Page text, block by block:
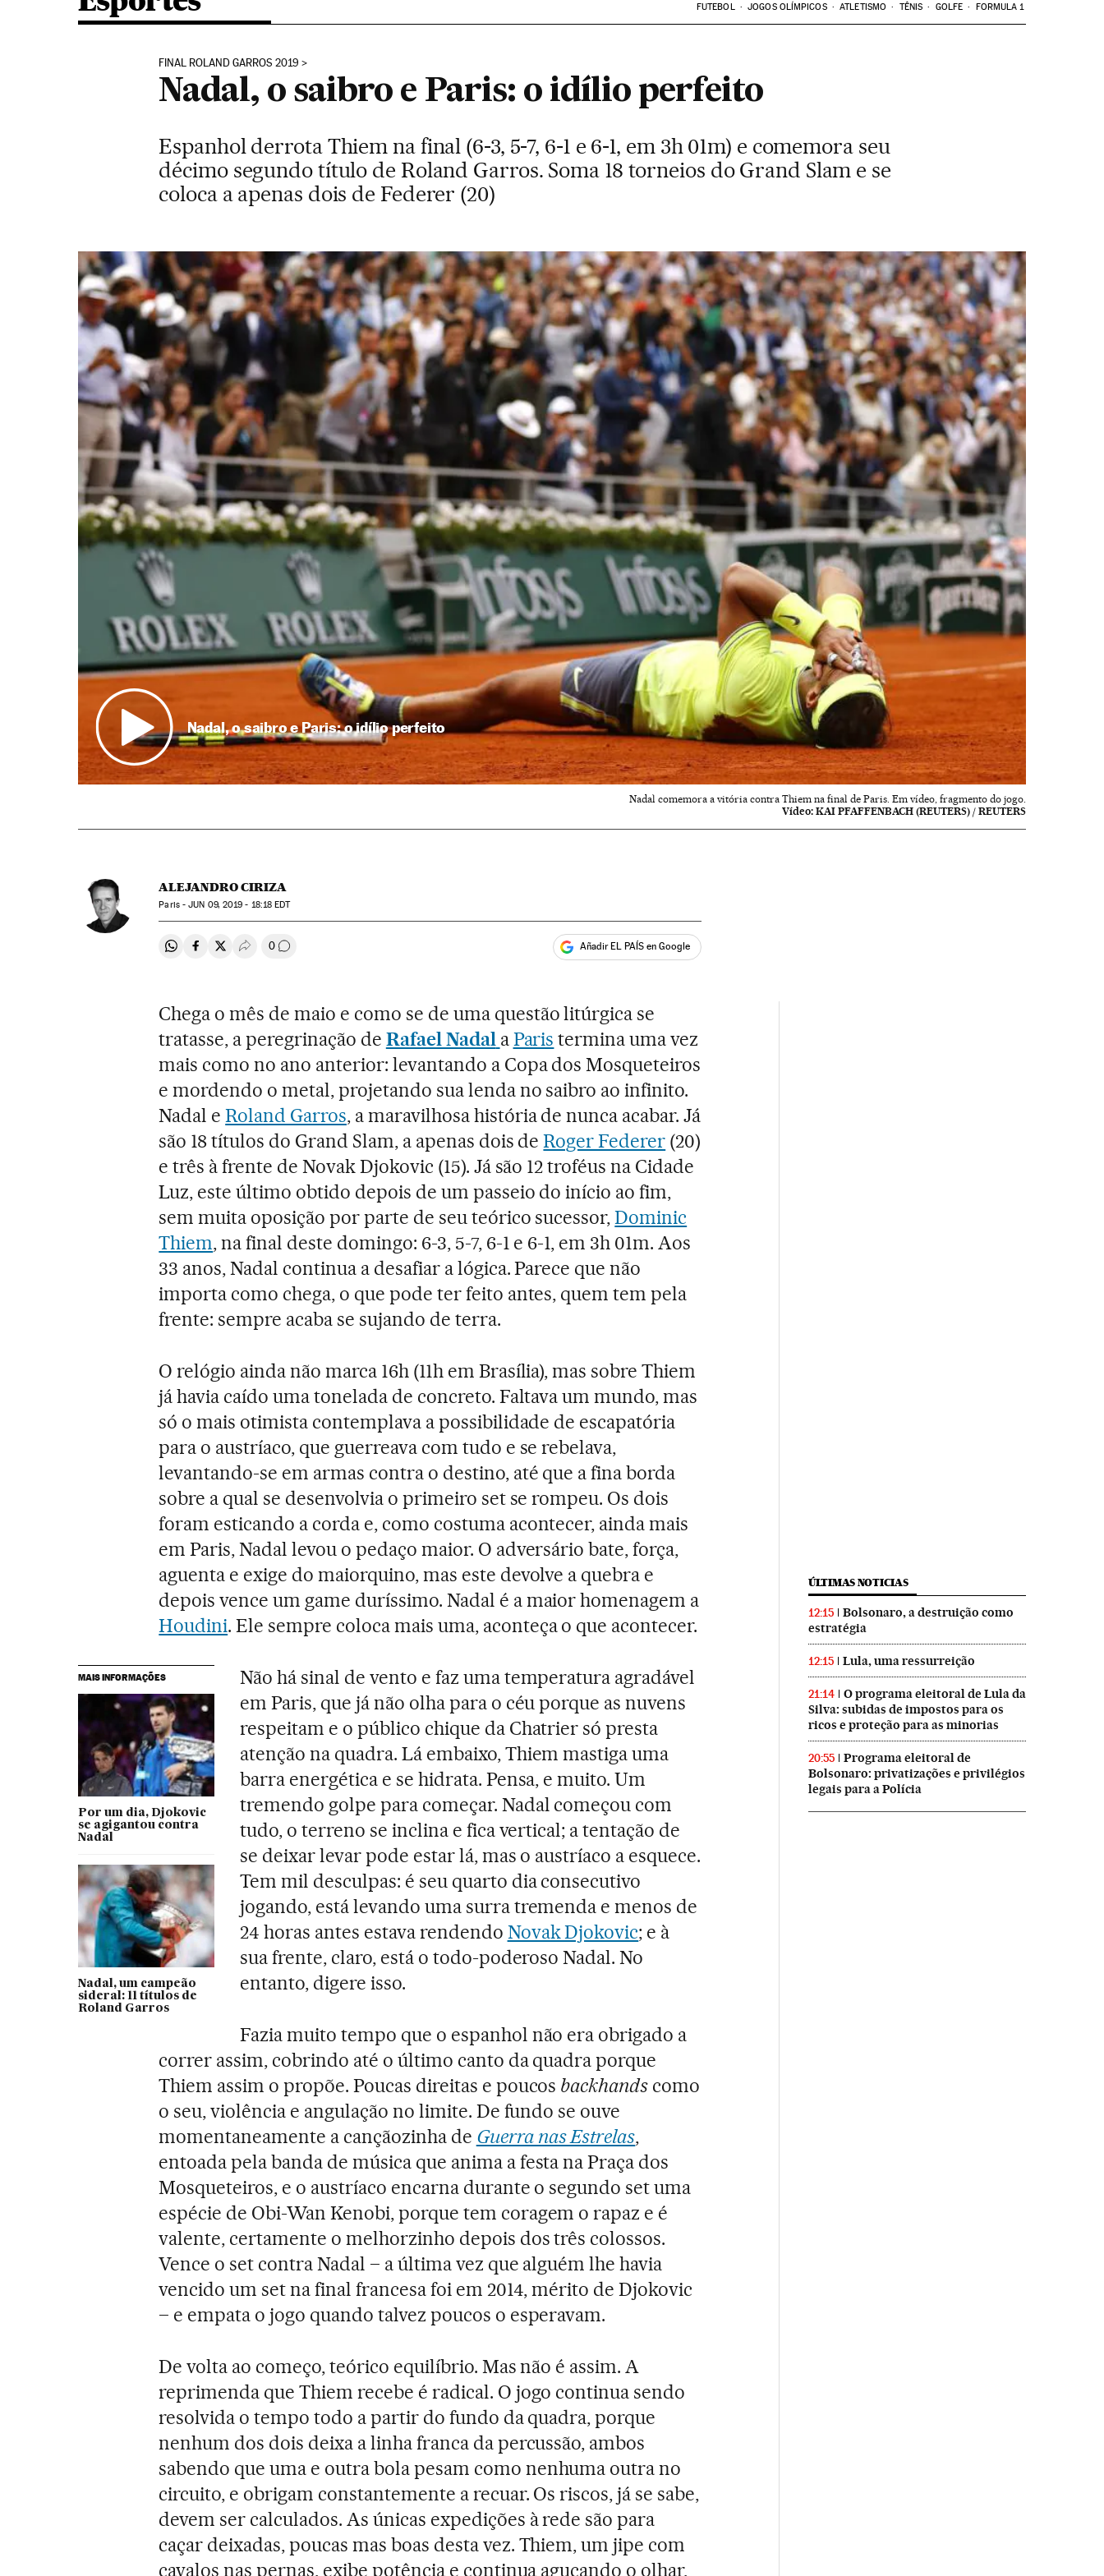
FUTEBOL JOGOS OLÍMPICOS ATLETISMO TÊNIS GOLFE FORMULA 1
FINAL ROLAND GARROS 2019
Nadal, o saibro e Paris: o idílio perfeito
Espanhol derrota Thiem na final (6-3, 5-7, 6-1 e 6-1, em 3h 01m) e comemora seu
décimo segundo título de Roland Garros. Soma 18 torneios do Grand Slam e se
coloca a apenas dois de Federer (20)
Nadal, o saibro e Paris: o idílio perfeito
Nadal comemora a vitória contra Thiem na final de Paris. Em vídeo, fragmento do jogo.
Vídeo: KAI PFAFFENBACH (REUTERS) / REUTERS
ALEJANDRO CIRIZA
Paris -JUN 09, 2019 - 18:18 EDT
Compartir en Whatsapp
Compartir en Facebook
Compartir en Twitter
Desplegar Redes Sociales
0 Comentários Añadir EL PAÍS en Google
Chega o mês de maio e como se de uma questão litúrgica se
tratasse, a peregrinação de Rafael Nadal aParis termina uma vez
mais como no ano anterior: levantando a Copa dos Mosqueteiros
e mordendo o metal, projetando sua lenda no saibro ao infinito.
Nadal eRoland Garros, a maravilhosa história de nunca acabar. Já
são 18 títulos do Grand Slam, a apenas dois deRoger Federer (20)
e três à frente de Novak Djokovic (15). Já são 12 troféus na Cidade
Luz, este último obtido depois de um passeio do início ao fim,
sem muita oposição por parte de seu teórico sucessor,Dominic
Thiem, na final deste domingo: 6-3, 5-7, 6-1 e 6-1, em 3h 01m. Aos
33 anos, Nadal continua a desafiar a lógica. Parece que não
importa como chega, o que pode ter feito antes, quem tem pela
frente: sempre acaba se sujando de terra.
O relógio ainda não marca 16h (11h em Brasília), mas sobre Thiem
já havia caído uma tonelada de concreto. Faltava um mundo, mas
só o mais otimista contemplava a possibilidade de escapatória
para o austríaco, que guerreava com tudo e se rebelava,
levantando-se em armas contra o destino, até que a fina borda
sobre a qual se desenvolvia o primeiro set se rompeu. Os dois
foram esticando a corda e, como costuma acontecer, ainda mais
em Paris, Nadal levou o pedaço maior. O adversário bate, força,
aguenta e exige do maiorquino, mas este devolve a quebra e
depois vence um game duríssimo. Nadal é a maior homenagem a
Houdini. Ele sempre coloca mais uma, aconteça o que acontecer.
MAIS INFORMAÇÕES
Por um dia, Djokovic
se agigantou contra
Nadal
Nadal, um campeão
sideral: 11 títulos de
Roland Garros
Não há sinal de vento e faz uma temperatura agradável
em Paris, que já não olha para o céu porque as nuvens
respeitam e o público chique da Chatrier só presta
atenção na quadra. Lá embaixo, Thiem mastiga uma
barra energética e se hidrata. Pensa, e muito. Um
tremendo golpe para começar. Nadal começou com
tudo, o terreno se inclina e fica vertical; a tentação de
se deixar levar pode estar lá, mas o austríaco a esquece.
Tem mil desculpas: é seu quarto dia consecutivo
jogando, está levando uma surra tremenda e menos de
24 horas antes estava rendendo Novak Djokovic; e à
sua frente, claro, está o todo-poderoso Nadal. No
entanto, digere isso.
Fazia muito tempo que o espanhol não era obrigado a
correr assim, cobrindo até o último canto da quadra porque
Thiem assim o propõe. Poucas direitas e poucos backhands como
o seu, violência e angulação no limite. De fundo se ouve
momentaneamente a cançãozinha de Guerra nas Estrelas,
entoada pela banda de música que anima a festa na Praça dos
Mosqueteiros, e o austríaco encarna durante o segundo set uma
espécie de Obi-Wan Kenobi, porque tem coragem o rapaz e é
valente, certamente o melhorzinho depois dos três colossos.
Vence o set contra Nadal – a última vez que alguém lhe havia
vencido um set na final francesa foi em 2014, mérito de Djokovic
– e empata o jogo quando talvez poucos o esperavam.
De volta ao começo, teórico equilíbrio. Mas não é assim. A
reprimenda que Thiem recebe é radical. O jogo continua sendo
resolvida o tempo todo a partir do fundo da quadra, porque
nenhum dos dois deixa a linha franca da percussão, ambos
sabendo que uma e outra bola pesam como nenhuma outra no
circuito, e obrigam constantemente a recuar. Os riscos, já se sabe,
devem ser calculados. As únicas expedições à rede são para
caçar deixadas, poucas mas boas desta vez. Thiem, um jipe com
cavalos nas pernas, exibe potência e continua aguçando o olhar,
ÚLTIMAS NOTICIAS
12:15
Bolsonaro, a destruição como
estratégia
12:15 Lula, uma ressurreição
21:14
O programa eleitoral de Lula da
Silva: subidas de impostos para os
ricos e proteção para as minorias
20:55
Programa eleitoral de
Bolsonaro: privatizações e privilégios
legais para a Polícia